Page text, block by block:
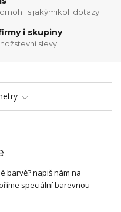
s jakýmikoli dotazy.
i skupiny
slevy
barvě? napiš nám na
speciální barevnou